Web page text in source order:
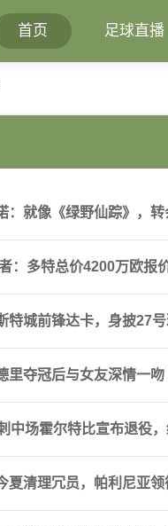
首页 足球直播
：就像《绿野仙踪》，
：多特总价4200万欧报
特城前锋达卡，身披27
里夺冠后与女友深情一
中场霍尔特比宣布退役
夏清理冗员，帕利尼亚